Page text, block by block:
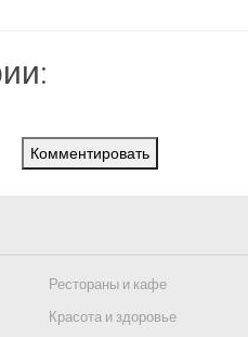
Комментировать
Рестораны и кафе
Красота и здоровье